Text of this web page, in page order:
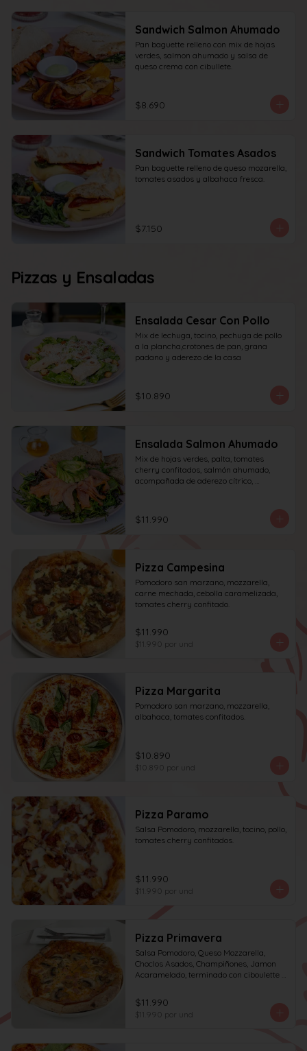
Sandwich Salmon Ahumado
Pan baguette relleno con mix de hojas
verdes, salmon ahumado y salsa de
queso crema con cibullete.
$8.690
Sandwich Tomates Asados
Pan baguette relleno de queso mozarella,
tomates asados y albahaca fresca.
$7.150
Pizzas y Ensaladas
Ensalada Cesar Con Pollo
Mix de lechuga, tocino, pechuga de pollo
a la plancha,crotones de pan, grana
padano y aderezo de la casa
$10.890
Ensalada Salmon Ahumado
Mix de hojas verdes, palta, tomates
cherry confitados, salmón ahumado,
acompañada de aderezo cítrico,
$11.990
Pizza Campesina
Pomodoro san marzano, mozzarella,
carne mechada, cebolla caramelizada,
tomates cherry confitado.
$11.990
$11.990 por und
Pizza Margarita
Pomodoro san marzano, mozzarella,
albahaca, tomates confitados.
$10.890
$10.890 por und
Pizza Paramo
Salsa Pomodoro, mozzarella, tocino, pollo,
tomates cherry confitados.
$11.990
$11.990 por und
Pizza Primavera
Salsa Pomodoro, Queso Mozzarella,
Choclos Asados, Champiñones, Jamon
Acaramelado, terminado con ciboulette y
$11.990
$11.990 por und